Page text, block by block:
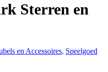
Sterren en
en Accessoires, Speelgoed